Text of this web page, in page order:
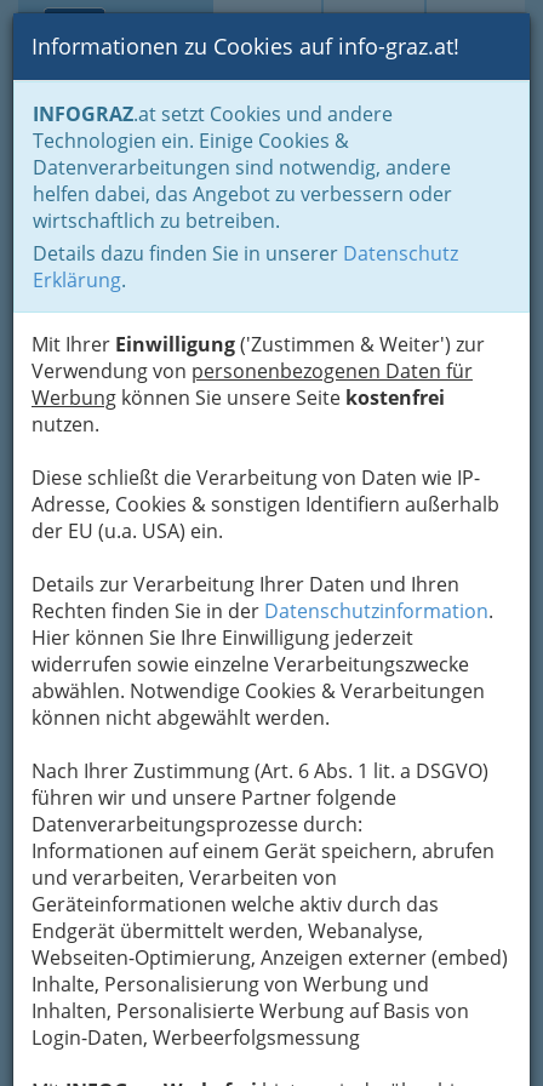
Suche Login Toggle
Informationen zu Cookies auf info-graz.at!
INFOGRAZ.at setzt Cookies und andere
Technologien ein. Einige Cookies &
Datenverarbeitungen sind notwendig, andere
helfen dabei, das Angebot zu verbessern oder
wirtschaftlich zu betreiben.
Details dazu finden Sie in unserer Datenschutz
Erklärung.
Mit Ihrer Einwilligung('Zustimmen & Weiter') zur
Verwendung von personenbezogenen Daten für
Werbung können Sie unsere Seite kostenfrei
nutzen.
Diese schließt die Verarbeitung von Daten wie IP-
Adresse, Cookies & sonstigen Identifiern außerhalb
der EU (u.a. USA) ein.
Details zur Verarbeitung Ihrer Daten und Ihren
Rechten finden Sie in der Datenschutzinformation.
Hier können Sie Ihre Einwilligung jederzeit
widerrufen sowie einzelne Verarbeitungszwecke
abwählen. Notwendige Cookies & Verarbeitungen
können nicht abgewählt werden.
Nach Ihrer Zustimmung (Art. 6 Abs. 1 lit. a DSGVO)
führen wir und unsere Partner folgende
Datenverarbeitungsprozesse durch:
Informationen auf einem Gerät speichern, abrufen
und verarbeiten, Verarbeiten von
Geräteinformationen welche aktiv durch das
Endgerät übermittelt werden, Webanalyse,
Webseiten-Optimierung, Anzeigen externer (embed)
Inhalte, Personalisierung von Werbung und
Inhalten, Personalisierte Werbung auf Basis von
Login-Daten, Werbeerfolgsmessung
Home Gastronomie Kriterien Auswahl Mittagsmenüs Online
Zu den 3 Goldenen Kugeln -
Kraemer-Stangl Gesellschaft
m.b.H.
Wir über
uns !
"Zu den 3 goldenen Kugeln" ist ein
Familienbetrieb und mit über 6000 verkauften
Speisen/Tag die erste Wahl für traditionelle
Gerichte in Graz. In unseren 5 Restaurants
servieren wir Ihnen großzügige Gerichte von
frisch zubereiteten Speisen höchster Qualität
stets nach unserem Motto:"Groß - Gut -
Günstig".
1996 - Heinrichstrasse
Seinen Anfang fand alles im
Oktober 1996 - in unserer 1.
Filiale in der Heinrichstrasse.
Zuerst war es als gemütliches
Lokal für Freizeitunterhaltung
geplant. Wo man neben
Billardtischen und
Dartautomaten gemütlich
auch zwischen 5 Gerichten
auf der Speisekarte wählen
konnte. Da wir bereits
damals schon unseren
Leitspruch "Groß - Gut -